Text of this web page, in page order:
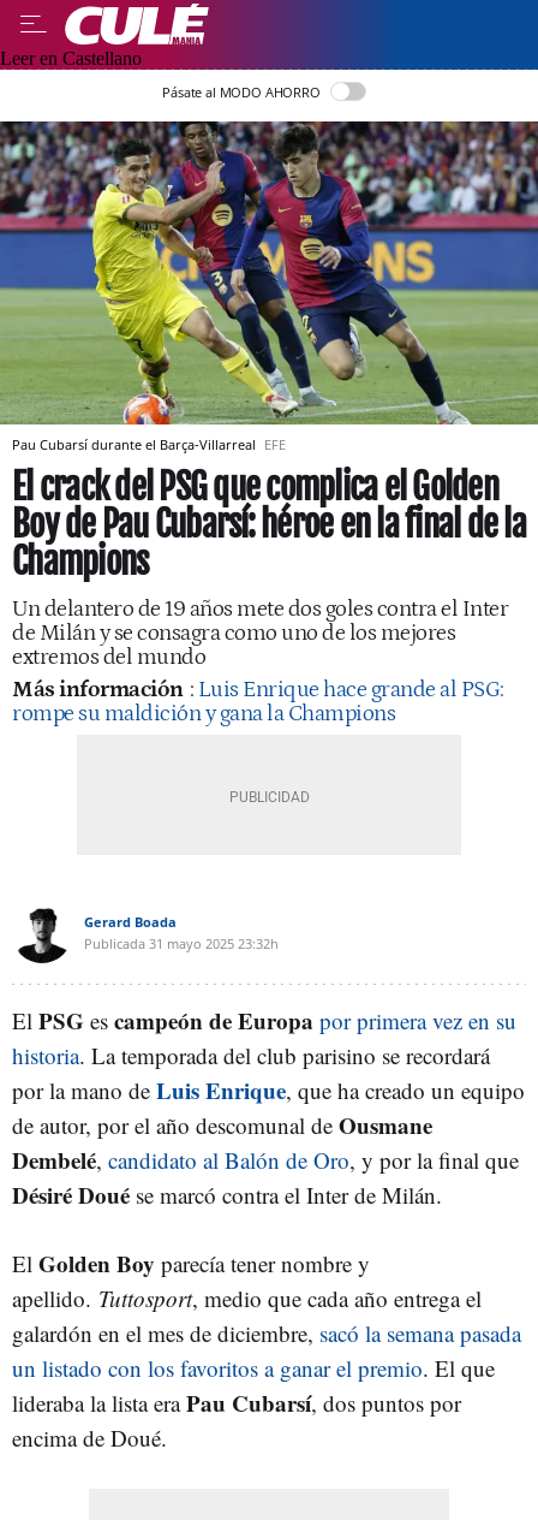
Leer en Castellano
Pásate al MODO AHORRO
Pau Cubarsí durante el Barça-Villarreal EFE
El crack del PSG que complica el Golden
Boy de Pau Cubarsí: héroe en la final de la
Champions
Un delantero de 19 años mete dos goles contra el Inter
de Milán y se consagra como uno de los mejores
extremos del mundo
Más información : Luis Enrique hace grande al PSG:
rompe su maldición y gana la Champions
Gerard Boada
Publicada 31 mayo 2025 23:32h
El PSG es campeón de Europa por primera vez en su
historia. La temporada del club parisino se recordará
por la mano de Luis Enrique, que ha creado un equipo
de autor, por el año descomunal de Ousmane
Dembelé, candidato al Balón de Oro, y por la final que
Désiré Doué se marcó contra el Inter de Milán.
El Golden Boy parecía tener nombre y
apellido. Tuttosport, medio que cada año entrega el
galardón en el mes de diciembre, sacó la semana pasada
un listado con los favoritos a ganar el premio. El que
lideraba la lista eraPau Cubarsí, dos puntos por
encima de Doué.